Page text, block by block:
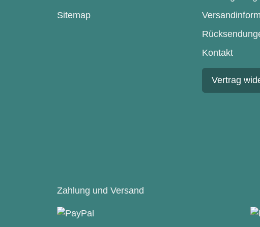
Sitemap
Kontakt
Vertrag
Zahlung und Versand